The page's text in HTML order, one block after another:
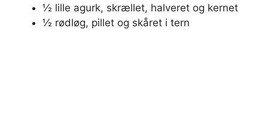
½ lille agurk, skrællet, halveret og kernet
½ rødløg, pillet og skåret i tern